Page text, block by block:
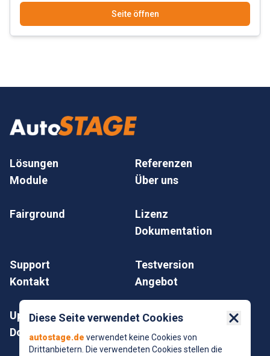
Seite öffnen
Lösungen
Module
Fairground
Referenzen
Über uns
Lizenz
Dokumentation
Support
Kontakt
Update
Download
Testversion
Angebot
Impressum
Datenschutz
Diese Seite verwendet Cookies Close
autostage.de verwendet keine Cookies von
Drittanbietern. Die verwendeten Cookies stellen die